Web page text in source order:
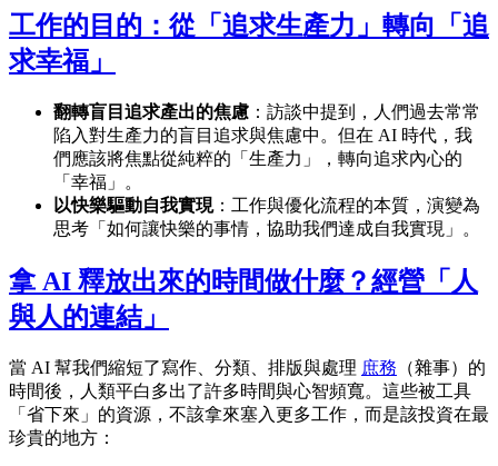
工作的目的：從「追求生產力」轉向「追
求幸福」
翻轉盲目追求產出的焦慮 ：訪談中提到，人們過去常常
陷入對生產力的盲目追求與焦慮中。但在 AI 時代，我
們應該將焦點從純粹的「生產力」，轉向追求內心的
「幸福」。
以快樂驅動自我實現：工作與優化流程的本質，演變為
思考「如何讓快樂的事情，協助我們達成自我實現」。
拿 AI 釋放出來的時間做什麼？經營「人
與人的連結」
當 AI 幫我們縮短了寫作、分類、排版與處理 庶務 （雜事）的
時間後，人類平白多出了許多時間與心智頻寬。這些被工具
「省下來」的資源，不該拿來塞入更多工作，而是該投資在最
珍貴的地方：